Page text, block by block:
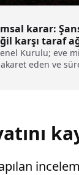
karar:
karşı taraf
Kurulu; eve
eden ve